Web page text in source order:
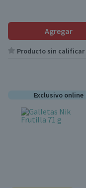
Agregar
Producto sin calificar
Exclusivo online